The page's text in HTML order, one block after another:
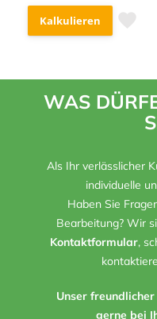
Kalkulieren
WAS
Als Ihr verlässlicher
individuelle
Haben Sie
Bearbeitung? Wir
Kontaktformular,
Unser
gerne bei